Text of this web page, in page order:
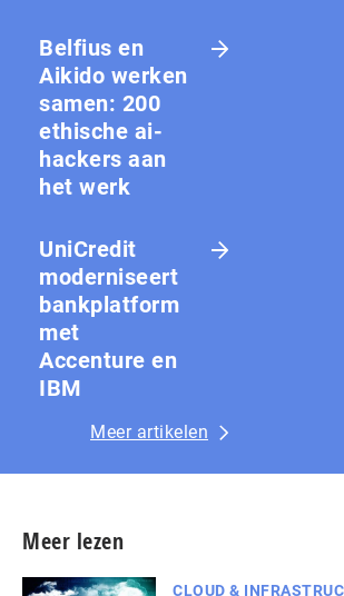
Belfius en
Aikido werken
samen: 200
ethische ai-
hackers aan
het werk
UniCredit
moderniseert
bankplatform
met
Accenture en
IBM
Meer artikelen
Meer lezen
CLOUD &